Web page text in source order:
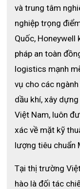
độc hoặc hóa chất ăn
- Dầu khí: Phù hợp
nơi cần bảo vệ hô hấp.
- Khai thác mỏ: Đáp
Sản phẩm đáp ứng
người lao động trong
và trung tâm
nghiệp trọng
Quốc, Honeywell
pháp an toàn
logistics mạnh
vụ cho các
dầu khí, xây
Việt Nam, luôn
xác về mặt kỹ
lượng tiêu chuẩn
Tại thị trường
hào là đối tác